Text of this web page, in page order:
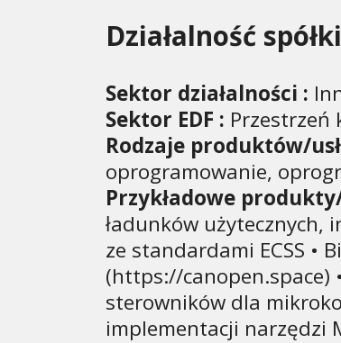
Działalność spółki
Sektor działalności :
Sektor EDF : Przestrzeń
Rodzaje produktów/
oprogramowanie,
Przykładowe
ładunków użytecznych,
ze standardami ECSS •
(https://canopen.space)
sterowników dla
implementacji narzędzi